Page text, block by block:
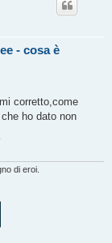
- cosa è
corretto,come
ho dato non
di eroi.